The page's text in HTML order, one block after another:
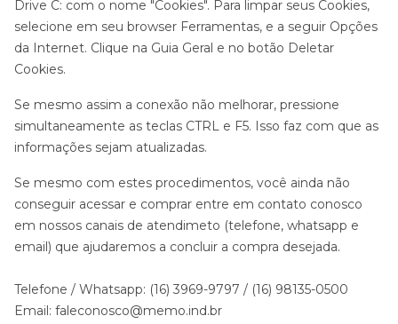
Drive C: com o nome "Cookies". Para limpar seus Cookies,
selecione em seu browser Ferramentas, e a seguir Opções
da Internet. Clique na Guia Geral e no botão Deletar
Cookies.
Se mesmo assim a conexão não melhorar, pressione
simultaneamente as teclas CTRL e F5. Isso faz com que as
informações sejam atualizadas.
Se mesmo com estes procedimentos, você ainda não
conseguir acessar e comprar entre em contato conosco
em nossos canais de atendimeto (telefone, whatsapp e
email) que ajudaremos a concluir a compra desejada.
Telefone / Whatsapp: (16) 3969-9797 / (16) 98135-0500
Email: faleconosco@memo.ind.br